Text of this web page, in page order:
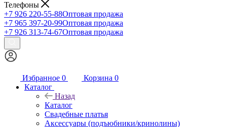
Телефоны
+7 926 220-55-88Оптовая продажа
+7 965 397-20-99Оптовая продажа
+7 926 313-74-67Оптовая продажа
Избранное 0 Корзина 0
Каталог
Назад
Каталог
Свадебные платья
Аксессуары (подъюбники/кринолины)